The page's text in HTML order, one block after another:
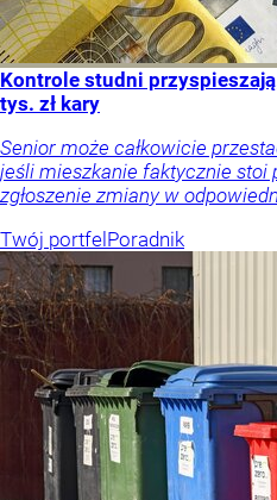
Kontrole studni
tys. zł kary
Senior może całkowicie
jeśli mieszkanie faktycznie stoi
zgłoszenie zmiany w
Twój portfel Poradnik